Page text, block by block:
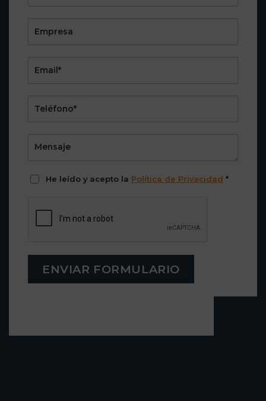
He leído y acepto la Política de Privacidad *
ENVIAR FORMULARIO